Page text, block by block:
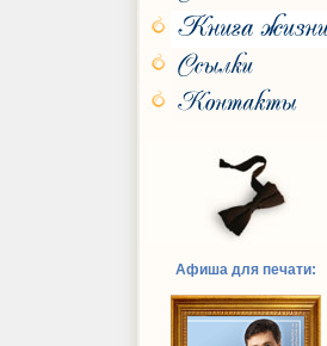
Афиша для печати: